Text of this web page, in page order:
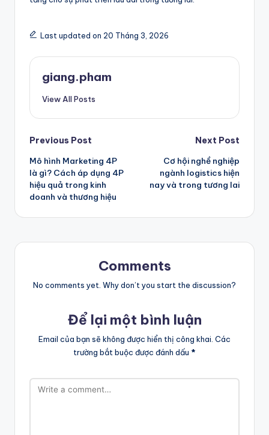
Last updated on 20 Tháng 3, 2026
giang.pham
View All Posts
Post
navigation
Previous Post
Mô hình Marketing 4P
là gì? Cách áp dụng 4P
hiệu quả trong kinh
doanh và thương hiệu
Next Post
Cơ hội nghề nghiệp
ngành logistics hiện
nay và trong tương lai
Comments
No comments yet. Why don’t you start the discussion?
Để lại một bình luận
Email của bạn sẽ không được hiển thị công khai. Các
trường bắt buộc được đánh dấu *